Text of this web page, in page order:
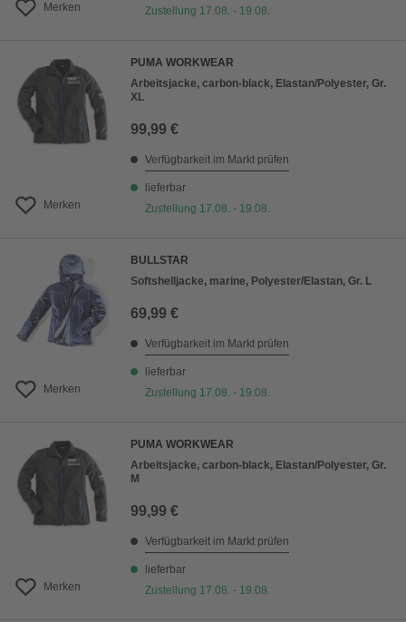
Merken
Zustellung 17.08. - 19.08.
Merken
PUMA WORKWEAR
Arbeitsjacke, carbon-black, Elastan/Polyester, Gr.
XL
99,99 €
Verfügbarkeit im Markt prüfen
lieferbar
Zustellung 17.08. - 19.08.
Merken
BULLSTAR
Softshelljacke, marine, Polyester/Elastan, Gr. L
69,99 €
Verfügbarkeit im Markt prüfen
lieferbar
Zustellung 17.08. - 19.08.
Merken
PUMA WORKWEAR
Arbeitsjacke, carbon-black, Elastan/Polyester, Gr.
M
99,99 €
Verfügbarkeit im Markt prüfen
lieferbar
Zustellung 17.08. - 19.08.